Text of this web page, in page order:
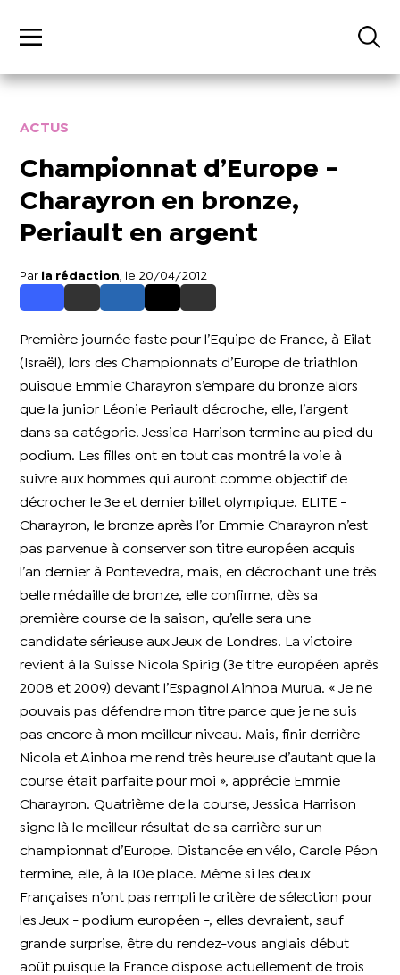
ACTUS
Championnat d’Europe -
Charayron en bronze,
Periault en argent
Par la rédaction , le 20/04/2012
Première journée faste pour l’Equipe de France, à Eilat
(Israël), lors des Championnats d’Europe de triathlon
puisque Emmie Charayron s’empare du bronze alors
que la junior Léonie Periault décroche, elle, l’argent
dans sa catégorie. Jessica Harrison termine au pied du
podium. Les filles ont en tout cas montré la voie à
suivre aux hommes qui auront comme objectif de
décrocher le 3e et dernier billet olympique. ELITE -
Charayron, le bronze après l’or Emmie Charayron n’est
pas parvenue à conserver son titre européen acquis
l’an dernier à Pontevedra, mais, en décrochant une très
belle médaille de bronze, elle confirme, dès sa
première course de la saison, qu’elle sera une
candidate sérieuse aux Jeux de Londres. La victoire
revient à la Suisse Nicola Spirig (3e titre européen après
2008 et 2009) devant l’Espagnol Ainhoa Murua. « Je ne
pouvais pas défendre mon titre parce que je ne suis
pas encore à mon meilleur niveau. Mais, finir derrière
Nicola et Ainhoa me rend très heureuse d’autant que la
course était parfaite pour moi », apprécie Emmie
Charayron. Quatrième de la course, Jessica Harrison
signe là le meilleur résultat de sa carrière sur un
championnat d’Europe. Distancée en vélo, Carole Péon
termine, elle, à la 10e place. Même si les deux
Françaises n’ont pas rempli le critère de sélection pour
les Jeux - podium européen -, elles devraient, sauf
grande surprise, être du rendez-vous anglais début
août puisque la France dispose actuellement de trois